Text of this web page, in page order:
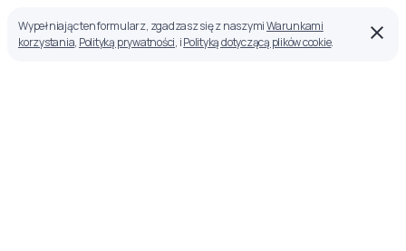
Wypełniając ten formularz, zgadzasz się z naszymiWarunkami
korzystania, Polityką prywatności, iPolityką dotyczącą plików cookie.